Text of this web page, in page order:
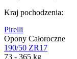
Kraj pochodzenia:
Pirelli
Opony Całoroczne
190/50 ZR17
73 - 365 kg